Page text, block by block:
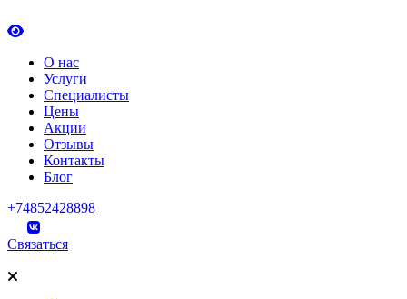
О нас
Услуги
Специалисты
Цены
Акции
Отзывы
Контакты
Блог
+74852428898
Связаться